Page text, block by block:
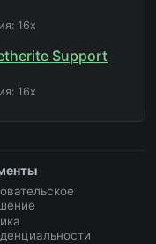
16x
Support
16x